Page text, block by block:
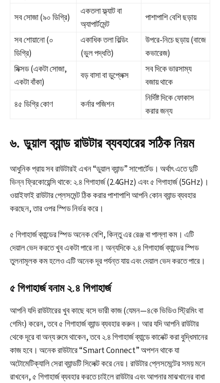
সব সোজা (৯০ ডিগ্রি)
একতলা ফ্ল্যাট বা
অ্যাপার্টমেন্ট
পাশাপাশি বেশি ছড়ায়
সব শোয়ানো (০
ডিগ্রি)
একাধিক তলা বিল্ডিং
(ভুল পদ্ধতি)
উপরে-নিচে ছড়ায় (বাজে
কভারেজ)
মিক্সড (একটা সোজা,
একটা বাঁকা)
বড় বাসা বা ডুপ্লেক্স
সব দিকে ভারসাম্য
বজায় থাকে
৪৫ ডিগ্রি কোণ কর্নার পজিশন
নির্দিষ্ট দিকে ফোকাস
করার জন্য
৬. ডুয়াল ব্যান্ড রাউটার ব্যবহারের সঠিক নিয়ম
আধুনিক প্রায় সব রাউটারই এখন “ডুয়াল ব্যান্ড” সাপোর্টেড। অর্থাৎ এতে দুটি
ভিন্ন ফ্রিকোয়েন্সি থাকে: ২.৪ গিগাহার্জ (2.4GHz) এবং ৫ গিগাহার্জ (5GHz)।
ওয়াইফাই রাউটার প্লেসমেন্ট ঠিক করার পাশাপাশি আপনি কোন ব্যান্ড ব্যবহার
করছেন, তার ওপর স্পিড নির্ভর করে।
৫ গিগাহার্জ ব্যান্ডের স্পিড অনেক বেশি, কিন্তু এর রেঞ্জ বা পাল্লা কম। এটি
দেয়াল ভেদ করতে খুব একটা পারে না। অন্যদিকে ২.৪ গিগাহার্জ ব্যান্ডের স্পিড
তুলনামূলক কম হলেও এটি অনেক দূর পর্যন্ত যায় এবং দেয়াল ভেদ করতে পারে।
৫ গিগাহার্জ বনাম ২.৪ গিগাহার্জ
আপনি যদি রাউটারের খুব কাছে বসে ভারী কাজ (যেমন—৪কে ভিডিও স্ট্রিমিং বা
গেমিং) করেন, তবে ৫ গিগাহার্জ ব্যান্ড ব্যবহার করুন। আর যদি আপনি রাউটার
থেকে দূরে বা অন্য রুমে থাকেন, তবে ২.৪ গিগাহার্জ ব্যান্ডে কানেক্ট করা বুদ্ধিমানের
কাজ হবে। অনেক রাউটারে “Smart Connect” অপশন থাকে যা
অটোমেটিক্যালি সেরা ব্যান্ডটি সিলেক্ট করে নেয়। রাউটার প্লেসমেন্টের সময় মনে
রাখবেন, ৫ গিগাহার্জ ব্যবহার করতে চাইলে রাউটার এবং আপনার মাঝখানের বাধা